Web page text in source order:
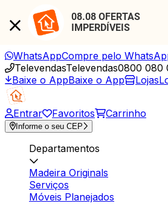
08.08 OFERTAS
IMPERDÍVEIS
WhatsAppCompre pelo
TelevendasTelevendas0800 080
Baixe o AppBaixe o App Lojas
Entrar Favoritos Carrinho
Informe o seu CEP
Departamentos
Madeira Originals
Serviços
Móveis Planejados